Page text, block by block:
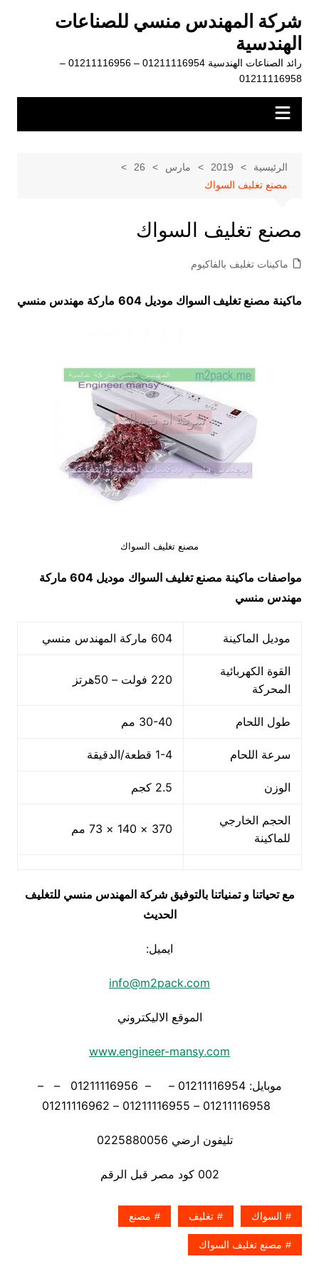
المحتوى
شركة المهندس منسي للصناعات
الهندسية
رائد الصناعات الهندسية 01211116954 – 01211116956 –
01211116958
الرئيسية 2019 مارس
26
مصنع تغليف السواك
مصنع تغليف السواك
ماكينات تغليف بالفاكيوم
ماكينة مصنع تغليف السواك موديل 604 ماركة مهندس منسي
مصنع تغليف السواك
مواصفات ماكينة مصنع تغليف السواك موديل 604
ماركة
مهندس منسي
موديل الماكينة 604 ماركة المهندس منسي
القوة الكهربائية
المحركة
220 فولت – 50هرتز
طول اللحام 30-40 مم
سرعة اللحام 1-4 قطعة/الدقيقة
الوزن 2.5 كجم
الحجم الخارجي
للماكينة
370 × 140 × 73 مم
مع تحياتنا و تمنياتنا بالتوفيق شركة المهندس منسي للتغليف
الحديث
ايميل:
info@m2pack.com
الموقع الاليكتروني
www.engineer-mansy.com
موبايل: 01211116954 – – 01211116956 – –
تليفون ارضي 0225880056
002 كود مصر قبل الرقم
السواك تغليف مصنع
مصنع تغليف السواك